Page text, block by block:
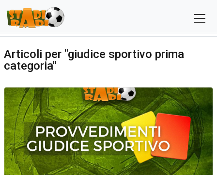
Articoli per "giudice sportivo prima
categoria"